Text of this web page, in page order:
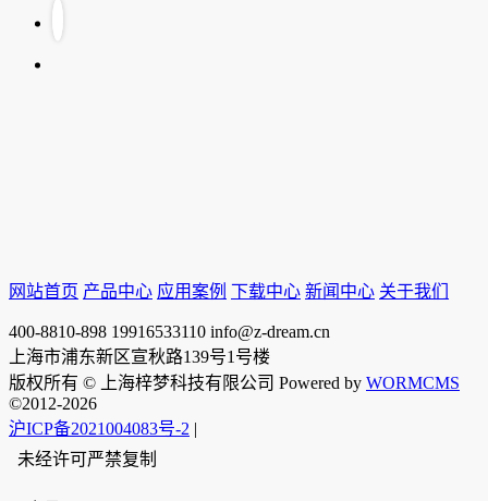
网站首页 产品中心 应用案例 下载中心 新闻中心 关于我们
400-8810-898 19916533110 info@z-dream.cn
上海市浦东新区宣秋路139号1号楼
版权所有 © 上海梓梦科技有限公司 Powered by WORMCMS
©2012-2026
沪ICP备2021004083号-2 |
未经许可严禁复制